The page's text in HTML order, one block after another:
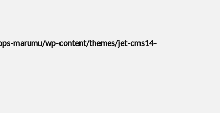
marumu/wp-content/themes/jet-cms14-